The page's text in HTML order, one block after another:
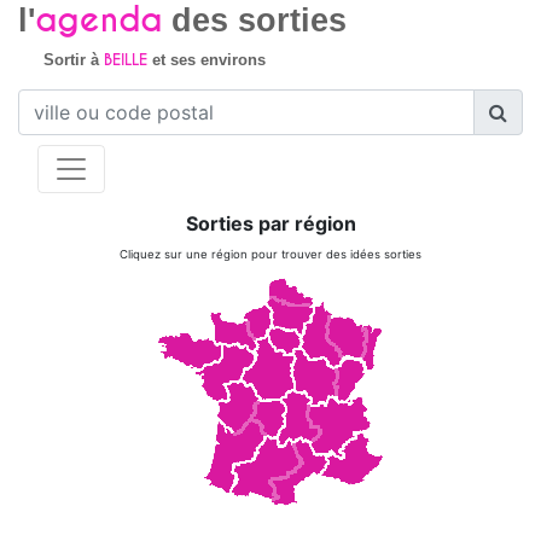
l'agenda des sorties
Sortir à BEILLEet ses environs
Sorties par région
Cliquez sur une région pour trouver des idées sorties